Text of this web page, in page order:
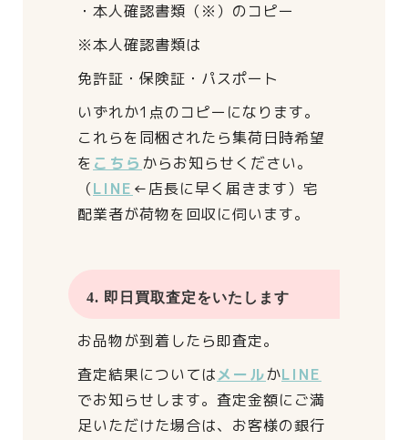
・本人確認書類（※）のコピー
※本人確認書類は
免許証・保険証・パスポート
いずれか1点のコピーになります。
これらを同梱されたら集荷日時希望
を こちら からお知らせください。
（LINE ←店長に早く届きます） 宅
配業者が荷物を回収に伺います。
4. 即日買取査定をいたします
お品物が到着したら即査定。
査定結果についてはメールかLINE
でお知らせします。 査定金額にご満
足いただけた場合は、 お客様の銀行